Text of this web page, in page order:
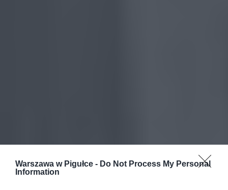
Warszawa w Pigułce - Do Not Process My Personal
Information